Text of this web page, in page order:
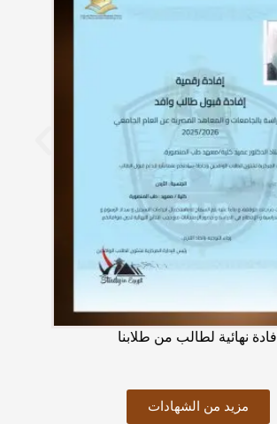
إفادة نهائية لطالب من طلابنا
مزيد من الشهادات